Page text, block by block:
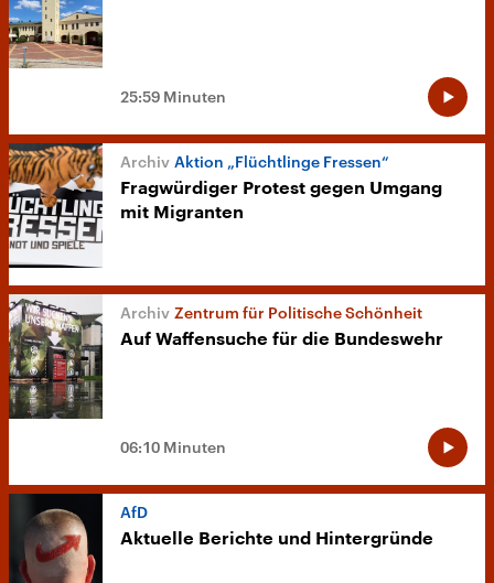
25:59 Minuten
Aktion „Flüchtlinge Fressen“
Fragwürdiger Protest gegen Umgang
mit Migranten
Zentrum für Politische Schönheit
Auf Waffensuche für die Bundeswehr
06:10 Minuten
AfD
Aktuelle Berichte und Hintergründe